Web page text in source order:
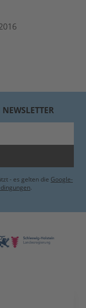
- es gelten die Google-
.